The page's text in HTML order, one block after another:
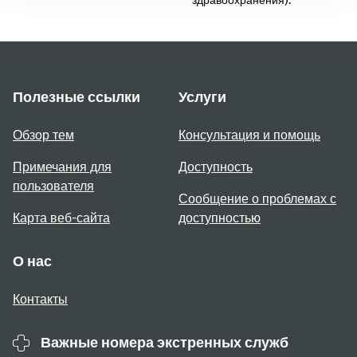
Полезные ссылки
Обзор тем
Примечания для
пользователя
Карта веб-сайта
Услуги
Консультация и помощь
Доступность
Сообщение о проблемах с
доступностью
О нас
Контакты
Важные номера экстренных служб